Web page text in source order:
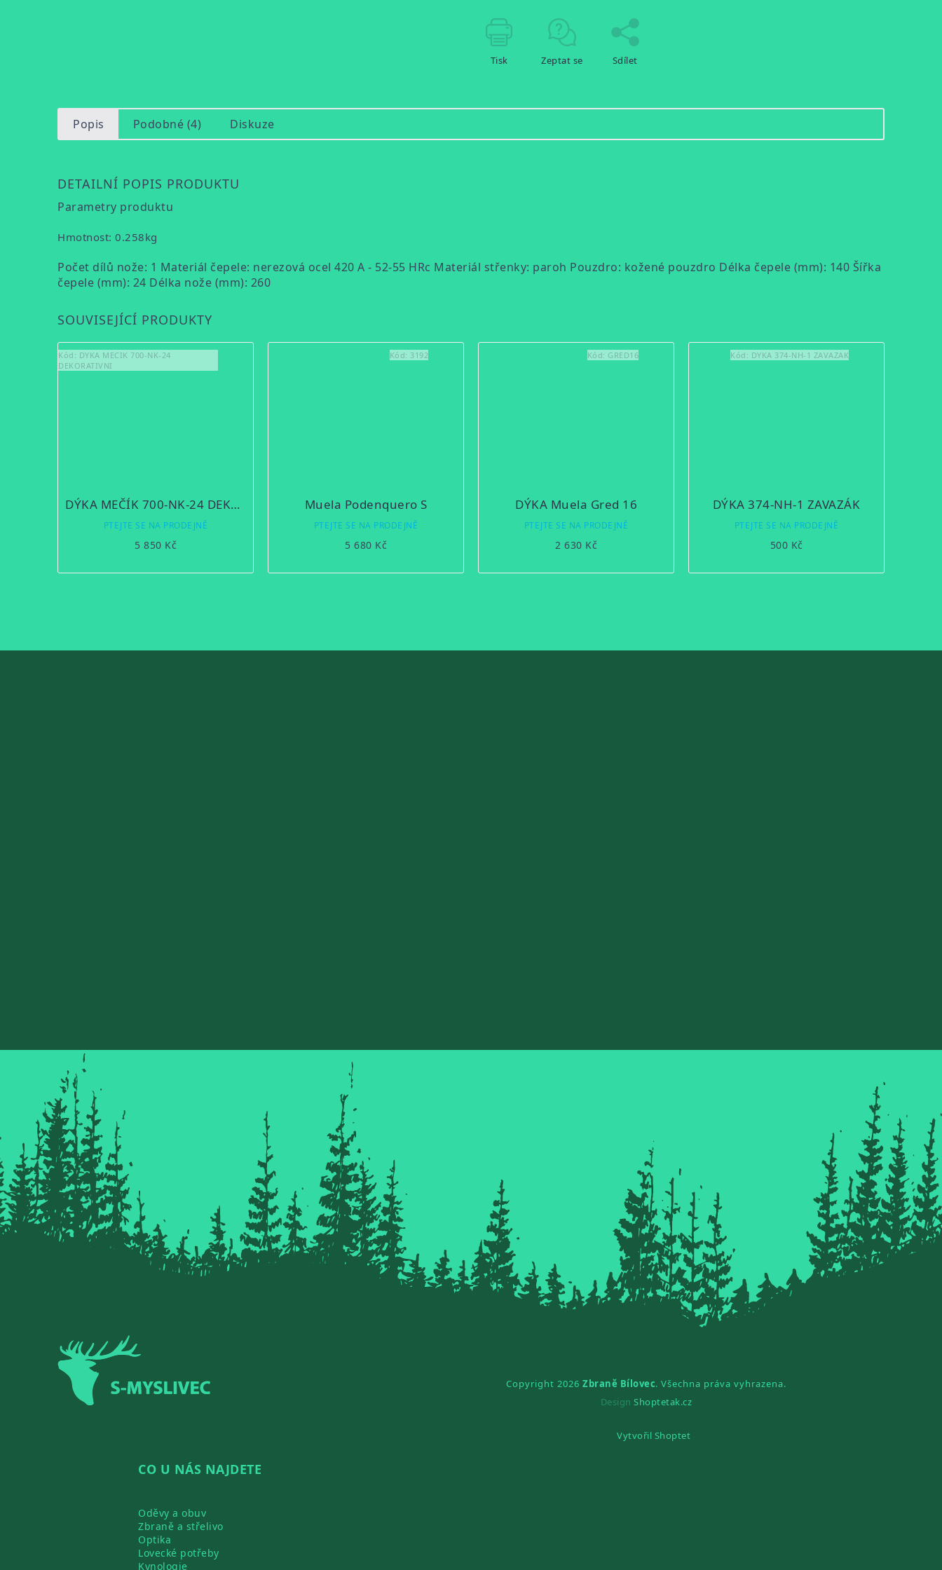
Tisk Zeptat se Sdílet
Popis Podobné (4) Diskuze
DETAILNÍ POPIS PRODUKTU
Parametry produktu
Hmotnost: 0.258kg
Počet dílů nože: 1 Materiál čepele: nerezová ocel 420 A - 52-55 HRc Materiál střenky: paroh Pouzdro: kožené pouzdro Délka čepele (mm): 140 Šířka
čepele (mm): 24 Délka nože (mm): 260
SOUVISEJÍCÍ PRODUKTY
DÝKA MEČÍK 700-NK-24 DEKORATIVNÍ
PTEJTE SE NA PRODEJNĚ
5 850 Kč
Kód: DYKA MECIK 700-NK-24
DEKORATIVNI
Muela Podenquero S
PTEJTE SE NA PRODEJNĚ
5 680 Kč
Kód: 3192
DÝKA Muela Gred 16
PTEJTE SE NA PRODEJNĚ
2 630 Kč
Kód: GRED16
DÝKA 374-NH-1 ZAVAZÁK
PTEJTE SE NA PRODEJNĚ
500 Kč
Kód: DYKA 374-NH-1 ZAVAZAK
CO U NÁS NAJDETE
Oděvy a obuv
Zbraně a střelivo
Optika
Lovecké potřeby
Kynologie
Copyright 2026 Zbraně Bílovec. Všechna práva vyhrazena.
DesignShoptetak.cz
Vytvořil Shoptet